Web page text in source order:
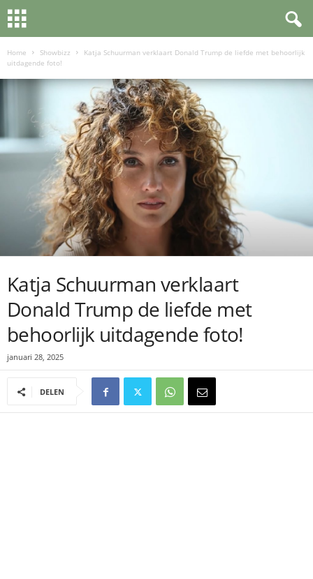
Home Showbizz
Katja Schuurman verklaart Donald Trump de liefde met behoorlijk
uitdagende foto!
Katja Schuurman verklaart
Donald Trump de liefde met
behoorlijk uitdagende foto!
januari 28, 2025
DELEN